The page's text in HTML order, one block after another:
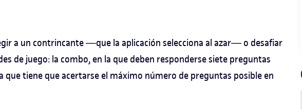
a un contrincante ―que la aplicación selecciona al azar― o desafiar
de juego: la combo, en la que deben responderse siete preguntas
que tiene que acertarse el máximo número de preguntas posible en